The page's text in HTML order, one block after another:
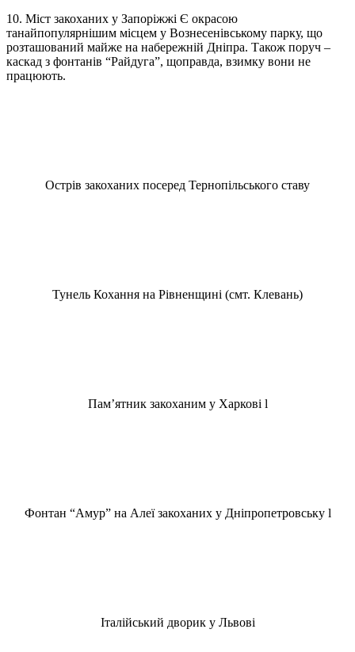
10. Міст закоханих у Запоріжжі Є окрасою
танайпопулярнішим місцем у Вознесенівському парку, що
розташований майже на набережній Дніпра. Також поруч –
каскад з фонтанів “Райдуга”, щоправда, взимку вони не
працюють.
Острів закоханих посеред Тернопільського ставу
Тунель Кохання на Рівненщині (смт. Клевань)
Пам’ятник закоханим у Харкові l
Фонтан “Амур” на Алеї закоханих у Дніпропетровську l
Італійський дворик у Львові